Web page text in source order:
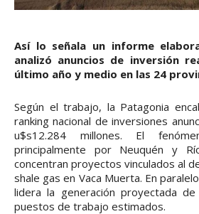
Así lo señala un informe
analizó anuncios de inversión
último año y medio en las 24
Según el trabajo, la Patagonia
ranking nacional de inversiones
u$s12.284 millones. El
principalmente por Neuquén y
concentran proyectos vinculados al
shale gas en Vaca Muerta. En
lidera la generación proyectada
puestos de trabajo estimados.